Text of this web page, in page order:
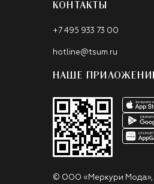
КОНТАКТЫ
+7 495 933 73 00
hotline@tsum.ru
НАШЕ
© ООО «Меркури Мода»,